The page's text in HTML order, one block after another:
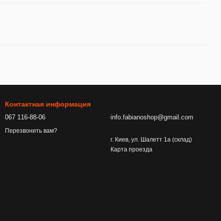
Контактная информация
067 116-88-06
Перезвонить вам?
info.fabianoshop@gmail.com
г. Киев, ул. Шалетт 1а (склад)
Карта проезда